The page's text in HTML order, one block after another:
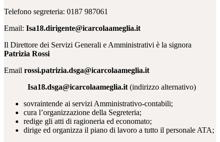
Telefono segreteria: 0187 987061
Email: Isa18.dirigente@icarcolaameglia.it
Il Direttore dei Servizi Generali e Amministrativi è la signora
Patrizia Rossi
Email rossi.patrizia.dsga@icarcolaameglia.it
Isa18.dsga@icarcolaameglia.it (indirizzo alternativo)
sovraintende ai servizi Amministrativo-contabili;
cura l’organizzazione della Segreteria;
redige gli atti di ragioneria ed economato;
dirige ed organizza il piano di lavoro a tutto il personale ATA;